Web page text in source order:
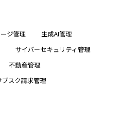
ジ管理
生成AI管理
サイバーセキュリティ管理
不動産管理
ブスク請求管理